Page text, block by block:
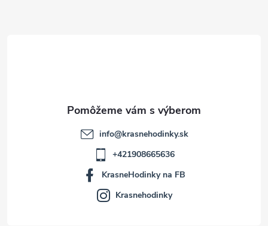
info@krasnehodinky.sk
+421908665636
KrasneHodinky na FB
Krasnehodinky